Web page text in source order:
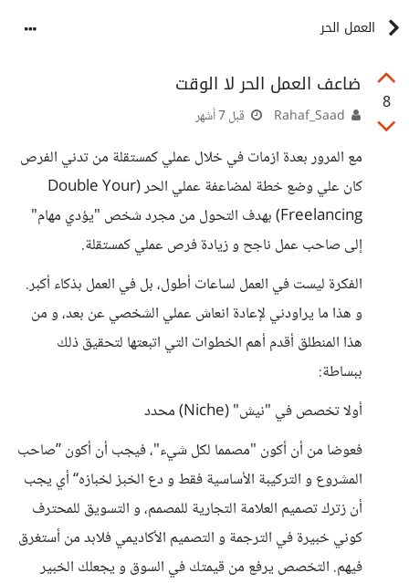
العمل الحر
8
ضاعف العمل الحر لا الوقت
قبل 7 أشهر
مع المرور بعدة ازمات في خلال عملي كمستقلة من تدني الفرص
كان علي وضع خطة لمضاعفة عملي الحر (Double Your
Freelancing) بهدف التحول من مجرد شخص "يؤدي مهام"
إلى صاحب عمل ناجح و زيادة فرص عملي كمستقلة.
الفكرة ليست في العمل لساعات أطول، بل في العمل بذكاء أكبر.
و هذا ما يراودني لإعادة انعاش عملي الشخصي عن بعد، و من
هذا المنطلق أقدم أهم الخطوات التي اتبعتها لتحقيق ذلك
ببساطة:
أولا تخصص في "نيش" (Niche) محدد
فعوضا من أن أكون "مصمما لكل شيء"، فيجب أن أكون ”صاحب
المشروع و التركيبة الأساسية فقط و دع الخبز لخبازه“ أي يجب
أن زترك تصميم العلامة التجارية للمصمم، و التسويق للمحترف
كوني خبيرة في الترجمة و التصميم الأكاديمي فلابد من أستغرق
فيهم. التخصص يرفع من قيمتك في السوق و يجعلك الخبير